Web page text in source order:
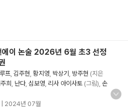
에이 논술 2026년 6월 초3 선정
프 김주현 황지영 박상기 방주현 (지은
희 난다, 심보영 리사 아이사토 (그림), 손
2024년 07월